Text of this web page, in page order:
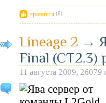
нравится (0)
13
Lineage 2 →
Final (CT2.3)
11 августа 2009,